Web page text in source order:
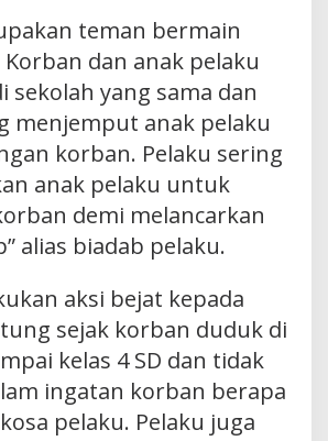
teman bermain
dan anak pelaku
sekolah yang sama dan
menjemput anak pelaku
korban. Pelaku sering
anak pelaku untuk
demi melancarkan
alias biadab pelaku.
aksi bejat kepada
sejak korban duduk di
kelas 4 SD dan tidak
ingatan korban berapa
pelaku. Pelaku juga